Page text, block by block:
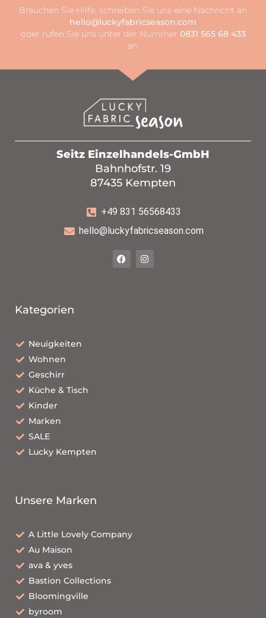
Brauchen Sie Hilfe, schreiben Sie uns eine Nachricht an
hello@luckyfabricseason.com
oder rufen Sie uns unter der Nummer 0831 565 68 433
an.
Seitz Einzelhandels-GmbH
Bahnhofstr. 19
87435 Kempten
+49 831 56568433
hello@luckyfabricseason.com
Kategorien
Neuigkeiten
Wohnen
Geschirr
Küche & Tisch
Kinder
Marken
SALE
Lucky Kempten
Unsere Marken
A Little Lovely Company
Au Maison
ava & yves
Bastion Collections
Bloomingville
byroom